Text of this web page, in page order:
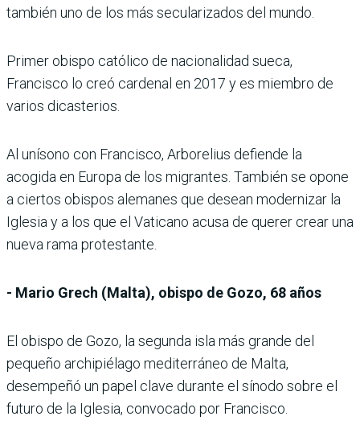
también uno de los más secularizados del mundo.
Primer obispo católico de nacionalidad sueca,
Francisco lo creó cardenal en 2017 y es miembro de
varios dicasterios.
Al unísono con Francisco, Arborelius defiende la
acogida en Europa de los migrantes. También se opone
a ciertos obispos alemanes que desean modernizar la
Iglesia y a los que el Vaticano acusa de querer crear una
nueva rama protestante.
- Mario Grech (Malta), obispo de Gozo, 68 años
El obispo de Gozo, la segunda isla más grande del
pequeño archipiélago mediterráneo de Malta,
desempeñó un papel clave durante el sínodo sobre el
futuro de la Iglesia, convocado por Francisco.